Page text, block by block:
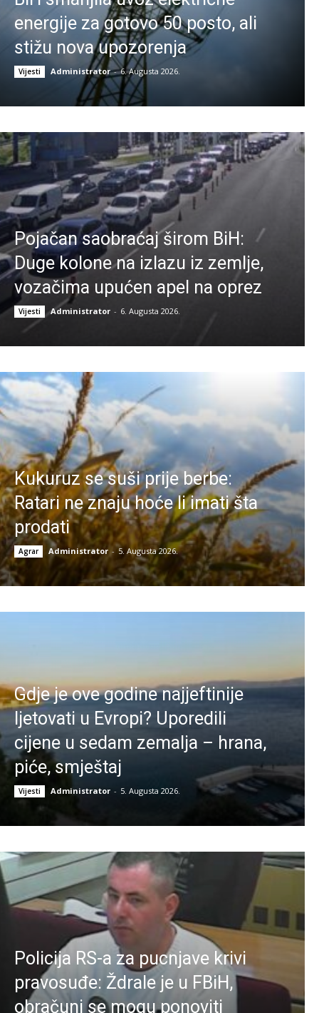
energije za gotovo 50 posto, ali
stižu nova upozorenja
Vijesti Administrator - 6. Augusta 2026.
Pojačan saobraćaj širom BiH:
Duge kolone na izlazu iz zemlje,
vozačima upućen apel na oprez
Vijesti Administrator - 6. Augusta 2026.
Kukuruz se suši prije berbe:
Ratari ne znaju hoće li imati šta
prodati
Agrar Administrator - 5. Augusta 2026.
Gdje je ove godine najjeftinije
ljetovati u Evropi? Uporedili
cijene u sedam zemalja – hrana,
piće, smještaj
Vijesti Administrator - 5. Augusta 2026.
Policija RS-a za pucnjave krivi
pravosuđe: Ždrale je u FBiH,
obračuni se mogu ponoviti